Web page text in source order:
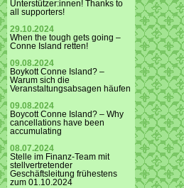
Unterstützer:innen! Thanks to
all supporters!
29.10.2024
When the tough gets going –
Conne Island retten!
09.08.2024
Boykott Conne Island? –
Warum sich die
Veranstaltungsabsagen häufen
09.08.2024
Boycott Conne Island? – Why
cancellations have been
accumulating
08.07.2024
Stelle im Finanz-Team mit
stellvertretender
Geschäftsleitung frühestens
zum 01.10.2024